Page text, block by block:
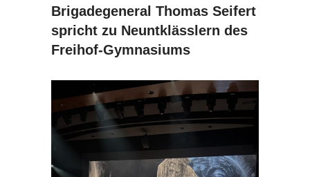
Brigadegeneral Thomas Seifert
spricht zu Neuntklässlern des
Freihof-Gymnasiums